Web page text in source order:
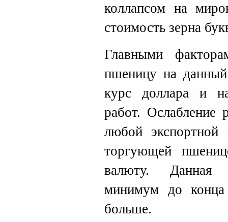
коллапсом на
стоимость зерна
Главными
пшеницу на
курс доллара и
работ. Ослабление
любой
торгующей
валюту. Данная
минимум до
больше.